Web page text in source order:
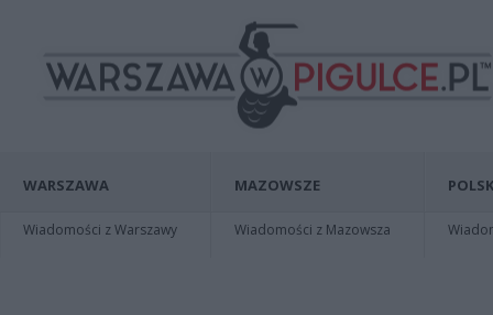
WARSZAWA
Wiadomości z Warszawy
MAZOWSZE
Wiadomości z Mazowsza